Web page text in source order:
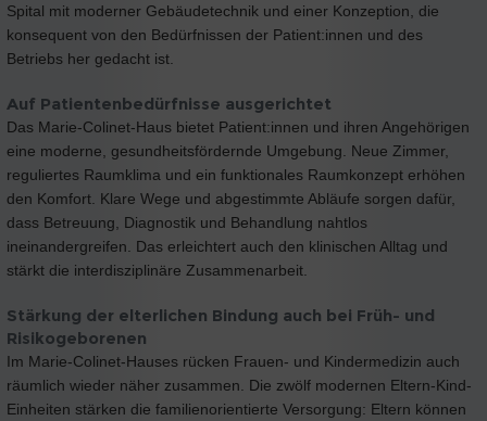
Spital mit moderner Gebäudetechnik und einer Konzeption, die
konsequent von den Bedürfnissen der Patient:innen und des
Betriebs her gedacht ist.
Auf Patientenbedürfnisse ausgerichtet
Das Marie-Colinet-Haus bietet Patient:innen und ihren Angehörigen
eine moderne, gesundheitsfördernde Umgebung. Neue Zimmer,
reguliertes Raumklima und ein funktionales Raumkonzept erhöhen
den Komfort. Klare Wege und abgestimmte Abläufe sorgen dafür,
dass Betreuung, Diagnostik und Behandlung nahtlos
ineinandergreifen. Das erleichtert auch den klinischen Alltag und
stärkt die interdisziplinäre Zusammenarbeit.
Stärkung der elterlichen Bindung auch bei Früh- und
Risikogeborenen
Im Marie-Colinet-Hauses rücken Frauen- und Kindermedizin auch
räumlich wieder näher zusammen. Die zwölf modernen Eltern-Kind-
Einheiten stärken die familienorientierte Versorgung: Eltern können